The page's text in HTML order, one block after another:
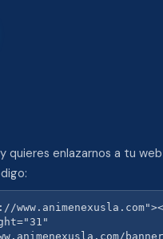
quieres enlazarnos a tu